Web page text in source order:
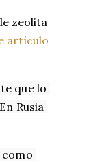
zeolita
artículo
que lo
Rusia